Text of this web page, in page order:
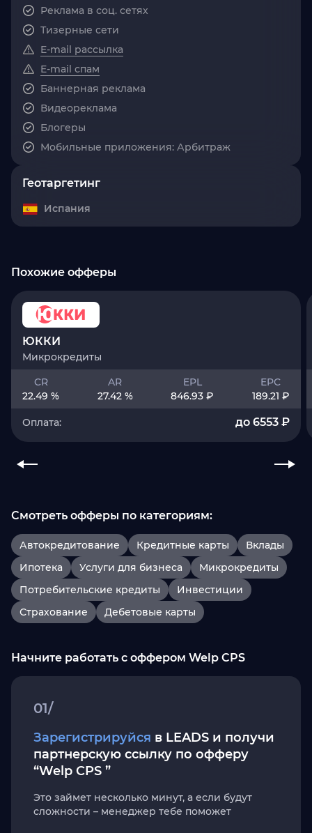
Реклама в соц. сетях
Тизерные сети
E-mail рассылка
E-mail спам
Баннерная реклама
Видеореклама
Блогеры
Мобильные приложения: Арбитраж
Геотаргетинг
Испания
Похожие офферы
ЮККИ
Микрокредиты
CR
22.49 %
AR
27.42 %
EPL
846.93 ₽
EPC
189.21 ₽
Оплата: до 6553 ₽
Смотреть офферы по категориям:
Автокредитование Кредитные карты
Вклады
Ипотека
Услуги для бизнеса
Микрокредиты
Потребительские кредиты
Инвестиции
Страхование
Дебетовые карты
Начните работать с оффером Welp CPS
01/
Зарегистрируйся в LEADS и получи
партнерскую ссылку по офферу
“Welp CPS ”
Это займет несколько минут, а если будут
сложности – менеджер тебе поможет